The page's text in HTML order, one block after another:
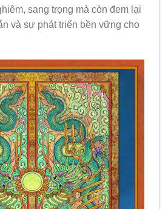
sang trọng mà còn đem lại
và sự phát triển bền vững cho